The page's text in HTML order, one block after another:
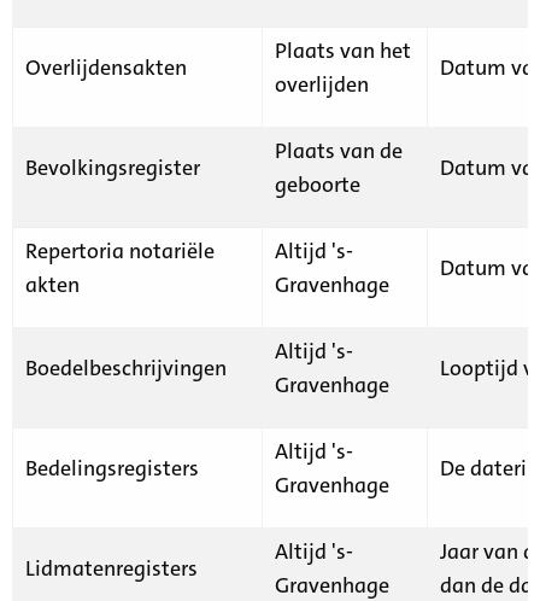
Overlijdensakten
Plaats van het
overlijden
Datum
Bevolkingsregister
Plaats van de
geboorte
Datum
Repertoria notariële
akten
Altijd 's-
Gravenhage
Datum
Boedelbeschrijvingen
Altijd 's-
Gravenhage
Looptijd
Bedelingsregisters
Altijd 's-
Gravenhage
De
Lidmatenregisters
Altijd 's-
Gravenhage
Jaar van
dan de